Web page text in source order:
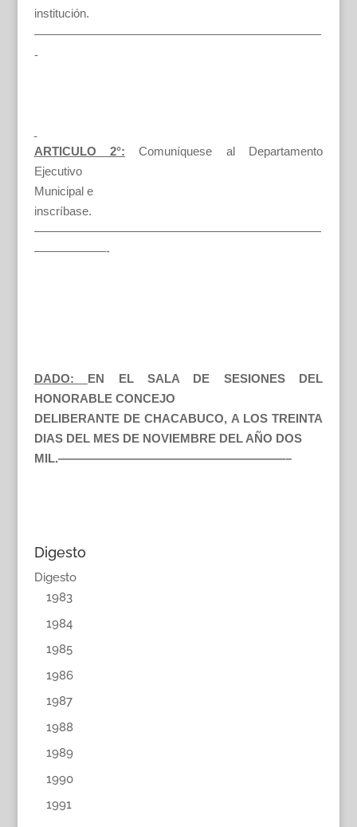
institución.
————————————————————————
-
ARTICULO 2°: Comuníquese al Departamento
Ejecutivo
Municipal e
inscríbase.
————————————————————————
——————-
DADO: EN EL SALA DE SESIONES DEL
HONORABLE CONCEJO
DELIBERANTE DE CHACABUCO, A LOS TREINTA
DIAS DEL MES DE NOVIEMBRE DEL AÑO DOS
MIL.———————————————————–
Digesto
Digesto
1983
1984
1985
1986
1987
1988
1989
1990
1991